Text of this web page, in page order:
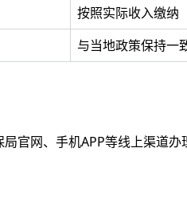
按照实际收入缴纳
与当地政策保持一
官网、手机APP等线上渠道办